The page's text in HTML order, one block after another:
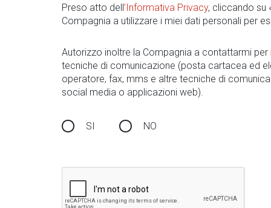
Preso atto dell’Informativa Privacy, cliccando su
Compagnia a utilizzare i miei dati personali per
Autorizzo inoltre la Compagnia a contattarmi
tecniche di comunicazione (posta cartacea ed
operatore, fax, mms e altre tecniche di
social media o applicazioni web).
SI NO